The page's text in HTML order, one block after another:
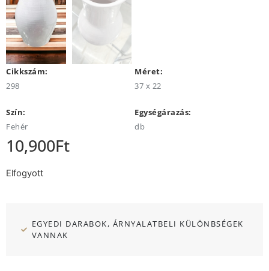
Cikkszám:
298
Méret:
37 x 22
Szín:
Fehér
Egységárazás:
db
10,900Ft
Elfogyott
EGYEDI DARABOK, ÁRNYALATBELI KÜLÖNBSÉGEK
VANNAK